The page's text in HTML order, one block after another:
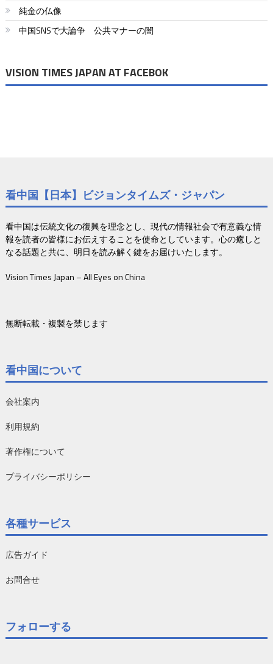
ョ純金の仏像
中国SNSで大論争 公共マナーの闇
VISION TIMES JAPAN AT FACEBOK
看中国【日本】ビジョンタイムズ・ジャパン
看中国は伝統文化の復興を理念とし、現代の情報社会で有意義な情
報を読者の皆様にお伝えすることを使命としています。心の癒しと
なる話題と共に、明日を読み解く鍵をお届けいたします。
Vision Times Japan – All Eyes on China
無断転載・複製を禁じます
看中国について
会社案内
利用規約
著作権について
プライバシーポリシー
各種サービス
広告ガイド
お問合せ
フォローする